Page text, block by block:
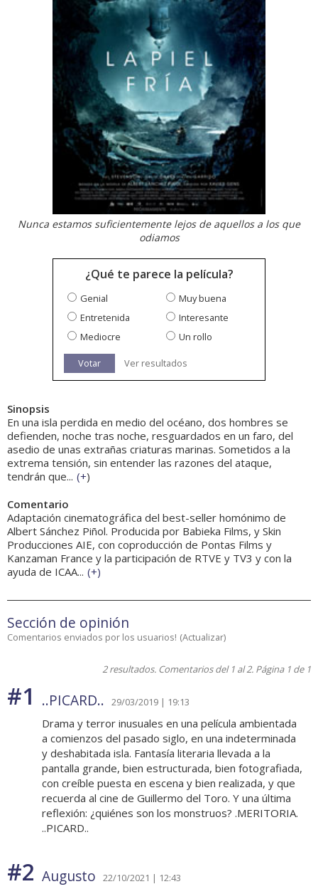
Nunca estamos suficientemente lejos de aquellos a los que
odiamos
¿Qué te parece la película?
Genial
Muy buena
Entretenida
Interesante
Mediocre
Un rollo
Votar Ver resultados
Sinopsis
En una isla perdida en medio del océano, dos hombres se
defienden, noche tras noche, resguardados en un faro, del
asedio de unas extrañas criaturas marinas. Sometidos a la
extrema tensión, sin entender las razones del ataque,
tendrán que... (+)
Comentario
Adaptación cinematográfica del best-seller homónimo de
Albert Sánchez Piñol. Producida por Babieka Films, y Skin
Producciones AIE, con coproducción de Pontas Films y
Kanzaman France y la participación de RTVE y TV3 y con la
ayuda de ICAA... (+)
Sección de opinión
Comentarios enviados por los usuarios! (Actualizar)
2 resultados. Comentarios del 1 al 2. Página 1 de 1
#1 ..PICARD.. 29/03/2019 | 19:13
Drama y terror inusuales en una película ambientada
a comienzos del pasado siglo, en una indeterminada
y deshabitada isla. Fantasía literaria llevada a la
pantalla grande, bien estructurada, bien fotografiada,
con creíble puesta en escena y bien realizada, y que
recuerda al cine de Guillermo del Toro. Y una última
reflexión: ¿quiénes son los monstruos? .MERITORIA.
..PICARD..
#2 Augusto 22/10/2021 | 12:43